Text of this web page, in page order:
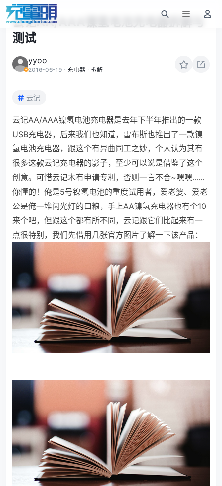
云记AA/AAA镍氢电池充电器拆解与
测试
yyoo
2016-06-19 · 充电器 · 拆解
云记
云记AA/AAA镍氢电池充电器是去年下半年推出的一款
USB充电器，后来我们也知道，雷布斯也推出了一款镍
氢电池充电器，跟这个有异曲同工之妙，个人认为其有
很多这款云记充电器的影子，至少可以说是借鉴了这个
创意。可惜云记木有申请专利，否则一言不合~嘿嘿......
你懂的！俺是5号镍氢电池的重度试用者，爱老婆、爱老
公是俺一堆闪光灯的口粮，手上AA镍氢充电器也有个10
来个吧，但跟这个都有所不同，云记跟它们比起来有一
点很特别，我们先借用几张官方图片了解一下该产品：